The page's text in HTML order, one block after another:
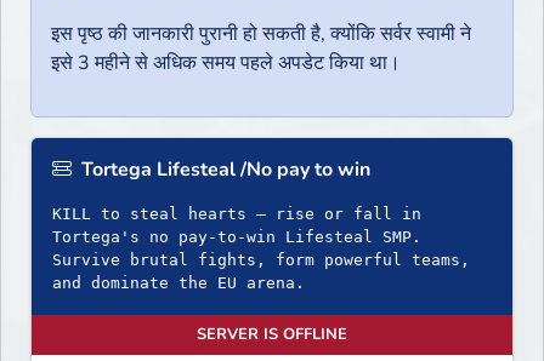
इस पृष्ठ की जानकारी पुरानी हो सकती है, क्योंकि सर्वर स्वामी ने
इसे 3 महीने से अधिक समय पहले अपडेट किया था।
Tortega Lifesteal /No pay to win
KILL to steal hearts – rise or fall in
Tortega's no pay-to-win Lifesteal SMP.
Survive brutal fights, form powerful teams,
and dominate the EU arena.
SERVER IS OFFLINE